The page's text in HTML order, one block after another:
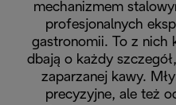
mechanizmem
profesjonalnych
gastronomii. To z nich
dbają o każdy
zaparzanej kawy.
precyzyjne, ale też